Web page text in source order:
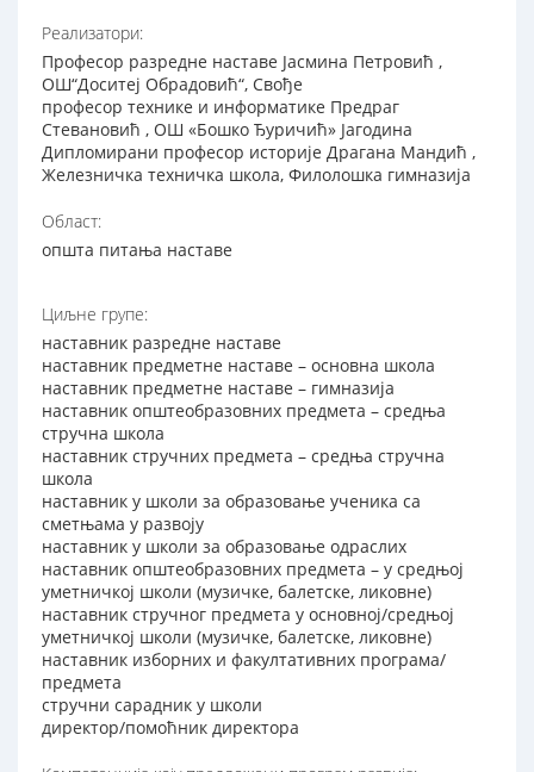
Реализатори:
Професор разредне наставе Јасмина Петровић ,
ОШ“Доситеј Обрадовић“, Свође
професор технике и информатике Предраг
Стевановић , ОШ «Бошко Ђуричић» Јагодина
Дипломирани професор историје Драгана Мандић ,
Железничка техничка школа, Филолошка гимназија
Област:
општа питања наставе
Циљне групе:
наставник разредне наставе
наставник предметне наставе – основна школа
наставник предметне наставе – гимназија
наставник општеобразовних предмета – средња
стручна школа
наставник стручних предмета – средња стручна
школа
наставник у школи за образовање ученика са
сметњама у развоју
наставник у школи за образовање одраслих
наставник општеобразовних предмета – у средњој
уметничкој школи (музичке, балетске, ликовне)
наставник стручног предмета у основној/средњој
уметничкој школи (музичке, балетске, ликовне)
наставник изборних и факултативних програма/
предмета
стручни сарадник у школи
директор/помоћник директора